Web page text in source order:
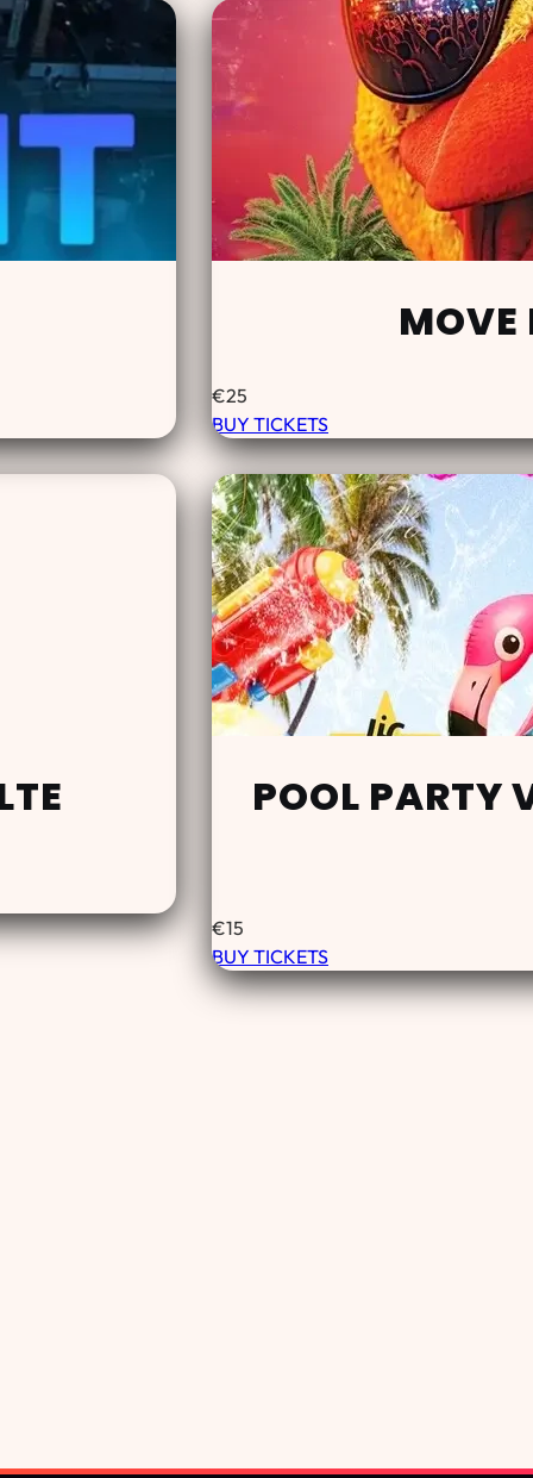
€25
BUY TICKETS
POOL PARTY
€15
BUY TICKETS